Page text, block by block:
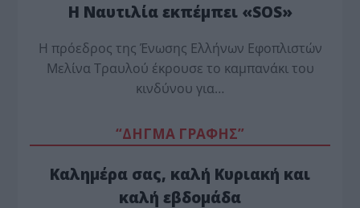
Η Ναυτιλία εκπέμπει «SOS»
Η πρόεδρος της Ένωσης Ελλήνων Εφοπλιστών
Μελίνα Τραυλού έ­κρουσε το καμπανάκι του
κινδύνου για…
“ΔΗΓΜΑ ΓΡΑΦΗΣ”
Καλημέρα σας, καλή Κυριακή και
καλή εβδομάδα